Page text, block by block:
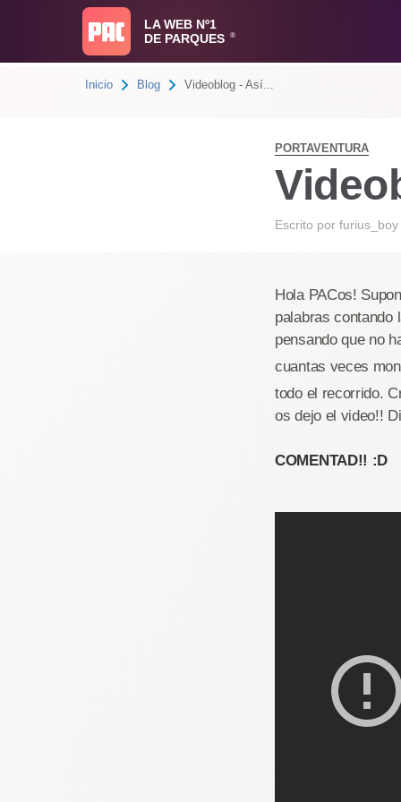
LA WEB Nº1
DE PARQUES
®
Inicio Blog Videoblog - Así...
PORTAVENTURA
Escrito por furius_boy
Hola PACos!
palabras contando
pensando que no
cuantas veces
todo el recorrido.
os dejo el video!!
COMENTAD!! :D